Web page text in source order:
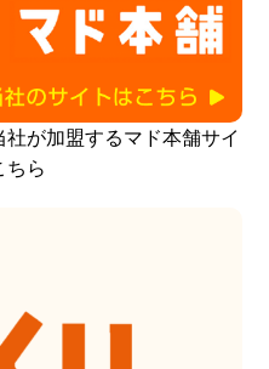
が加盟するマド本舗サイ
ちら